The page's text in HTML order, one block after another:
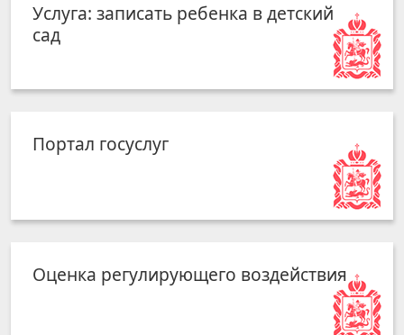
Услуга: записать ребенка в детский
сад
Портал госуслуг
Оценка регулирующего воздействия